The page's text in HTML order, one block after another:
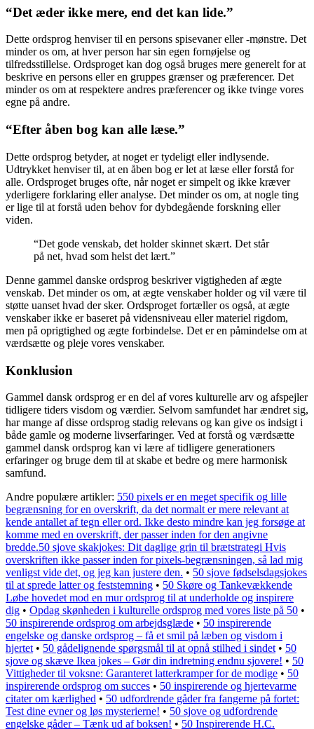
“Det æder ikke mere, end det kan lide.”
Dette ordsprog henviser til en persons spisevaner eller -mønstre. Det
minder os om, at hver person har sin egen fornøjelse og
tilfredsstillelse. Ordsproget kan dog også bruges mere generelt for at
beskrive en persons eller en gruppes grænser og præferencer. Det
minder os om at respektere andres præferencer og ikke tvinge vores
egne på andre.
“Efter åben bog kan alle læse.”
Dette ordsprog betyder, at noget er tydeligt eller indlysende.
Udtrykket henviser til, at en åben bog er let at læse eller forstå for
alle. Ordsproget bruges ofte, når noget er simpelt og ikke kræver
yderligere forklaring eller analyse. Det minder os om, at nogle ting
er lige til at forstå uden behov for dybdegående forskning eller
viden.
“Det gode venskab, det holder skinnet skært. Det står
på net, hvad som helst det lært.”
Denne gammel danske ordsprog beskriver vigtigheden af ægte
venskab. Det minder os om, at ægte venskaber holder og vil være til
støtte uanset hvad der sker. Ordsproget fortæller os også, at ægte
venskaber ikke er baseret på vidensniveau eller materiel rigdom,
men på oprigtighed og ægte forbindelse. Det er en påmindelse om at
værdsætte og pleje vores venskaber.
Konklusion
Gammel dansk ordsprog er en del af vores kulturelle arv og afspejler
tidligere tiders visdom og værdier. Selvom samfundet har ændret sig,
har mange af disse ordsprog stadig relevans og kan give os indsigt i
både gamle og moderne livserfaringer. Ved at forstå og værdsætte
gammel dansk ordsprog kan vi lære af tidligere generationers
erfaringer og bruge dem til at skabe et bedre og mere harmonisk
samfund.
Andre populære artikler: 550 pixels er en meget specifik og lille
begrænsning for en overskrift, da det normalt er mere relevant at
kende antallet af tegn eller ord. Ikke desto mindre kan jeg forsøge at
komme med en overskrift, der passer inden for den angivne
bredde.50 sjove skakjokes: Dit daglige grin til brætstrategi Hvis
overskriften ikke passer inden for pixels-begrænsningen, så lad mig
venligst vide det, og jeg kan justere den. • 50 sjove fødselsdagsjokes
til at sprede latter og feststemning • 50 Skøre og Tankevækkende
Løbe hovedet mod en mur ordsprog til at underholde og inspirere
dig • Opdag skønheden i kulturelle ordsprog med vores liste på 50 •
50 inspirerende ordsprog om arbejdsglæde • 50 inspirerende
engelske og danske ordsprog – få et smil på læben og visdom i
hjertet • 50 gådelignende spørgsmål til at opnå stilhed i sindet • 50
sjove og skæve Ikea jokes – Gør din indretning endnu sjovere! • 50
Vittigheder til voksne: Garanteret latterkramper for de modige • 50
inspirerende ordsprog om succes • 50 inspirerende og hjertevarme
citater om kærlighed • 50 udfordrende gåder fra fangerne på fortet:
Test dine evner og løs mysterierne! • 50 sjove og udfordrende
engelske gåder – Tænk ud af boksen! • 50 Inspirerende H.C.